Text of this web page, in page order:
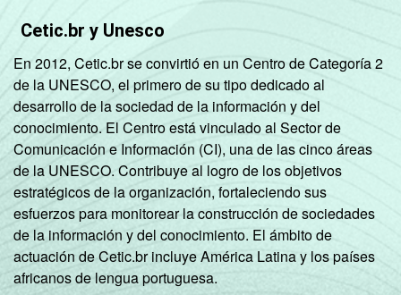
Cetic.br y Unesco
En 2012, Cetic.br se convirtió en un Centro de Categoría 2
de la UNESCO, el primero de su tipo dedicado al
desarrollo de la sociedad de la información y del
conocimiento. El Centro está vinculado al Sector de
Comunicación e Información (CI), una de las cinco áreas
de la UNESCO. Contribuye al logro de los objetivos
estratégicos de la organización, fortaleciendo sus
esfuerzos para monitorear la construcción de sociedades
de la información y del conocimiento. El ámbito de
actuación de Cetic.br incluye América Latina y los países
africanos de lengua portuguesa.